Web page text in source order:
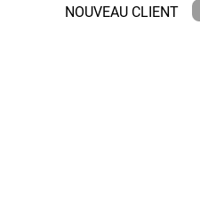
NOUVEAU CLIENT